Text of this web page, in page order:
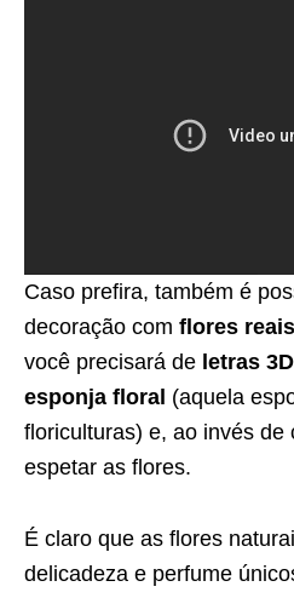
Caso prefira, também é
decoração com flores reais
você precisará de letras 3D
esponja floral (aquela
floriculturas) e, ao invés de
espetar as flores.
É claro que as flores
delicadeza e perfume